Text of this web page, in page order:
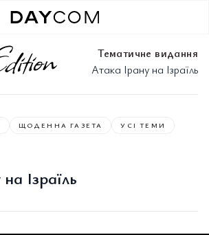
Тематичне видання
Атака Ірану на Ізраїль
ЩОДЕННА ГАЗЕТА УСІ ТЕМИ
Ізраїль